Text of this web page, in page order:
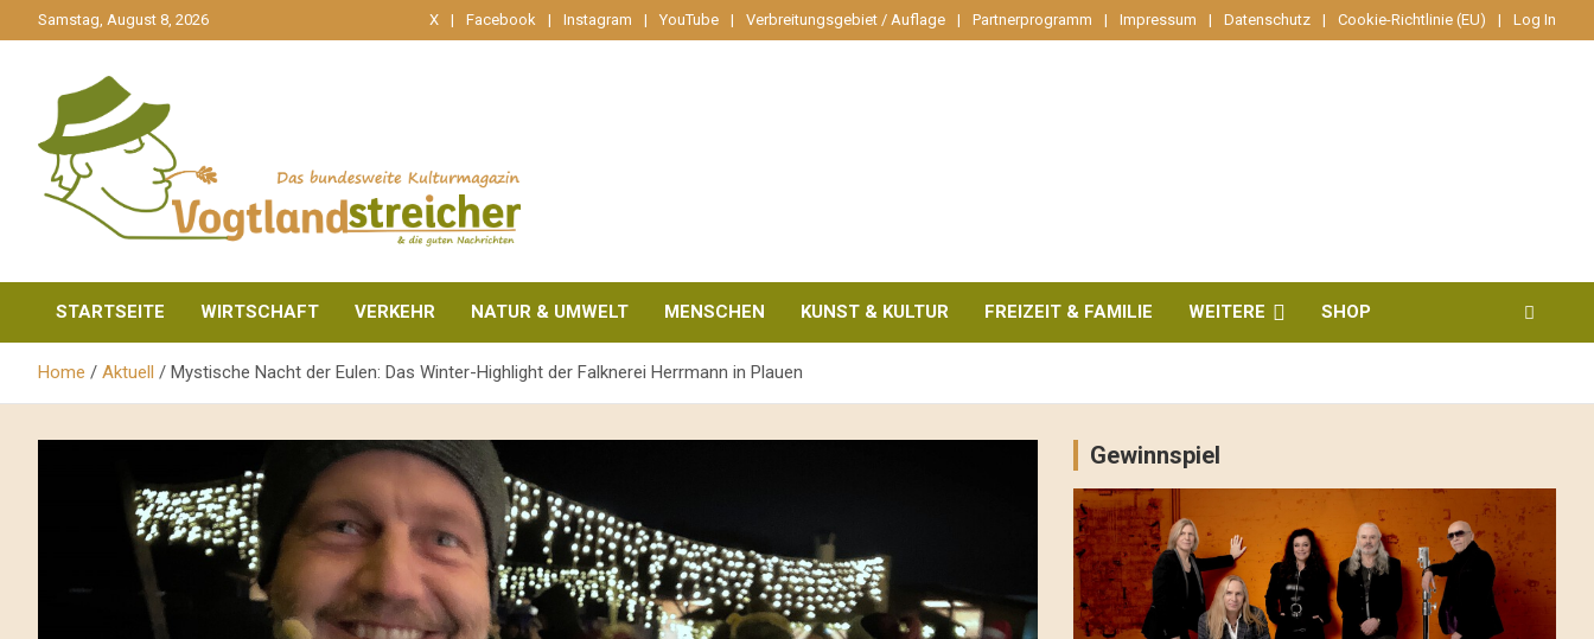
zum
Samstag, August 8, 2026 X Facebook Instagram YouTube Verbreitungsgebiet / Auflage Partnerprogramm Impressum Datenschutz Cookie-Richtlinie (EU) Log In
Vogtlandstreicher
STARTSEITE WIRTSCHAFT VERKEHR NATUR & UMWELT MENSCHEN KUNST & KULTUR FREIZEIT & FAMILIE WEITERE SHOP
Home Aktuell Mystische Nacht der Eulen: Das Winter-Highlight der Falknerei Herrmann in Plauen
Gewinnspiel